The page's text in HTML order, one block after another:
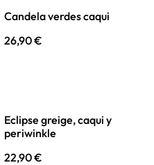
Candela verdes caqui
26,90 €
Eclipse greige, caqui y
periwinkle
22,90 €